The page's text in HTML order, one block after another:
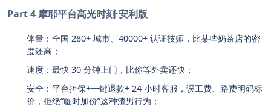
Part 4 摩耶平台高光时刻·安利版
体量：全国 280+ 城市、40000+ 认证技师，比某些奶茶店的密
度还高；
速度：最快 30 分钟上门，比你等外卖还快；
安全：平台担保+一键退款+ 24 小时客服，误工费、路费明码标
价，拒绝“临时加价”这种渣男行为；